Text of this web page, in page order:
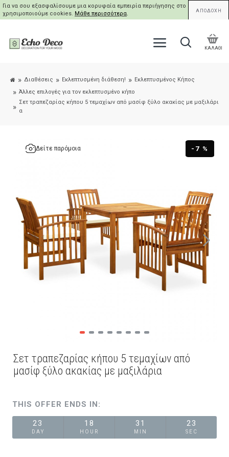
Για να σου εξασφαλίσουμε μια κορυφαία εμπειρία περιήγησης στο site μας,
χρησιμοποιούμε cookies. Μάθε περισσότερα. ΑΠΟΔΟΧΗ
ΚΑΛΑΘΙ
Διαθέσεις Εκλεπτυσμένη διάθεση!
Εκλεπτυσμένος Κήπος
Άλλες επιλογές για τον εκλεπτυσμένο κήπο
Σετ τραπεζαρίας κήπου 5 τεμαχίων από μασίφ ξύλο ακακίας με μαξιλάρι
α
-7 %
Δείτε παρόμοια
Σετ τραπεζαρίας κήπου 5 τεμαχίων από
μασίφ ξύλο ακακίας με μαξιλάρια
THIS OFFER ENDS IN:
23
DAY
18
HOUR
31
MIN
22
SEC